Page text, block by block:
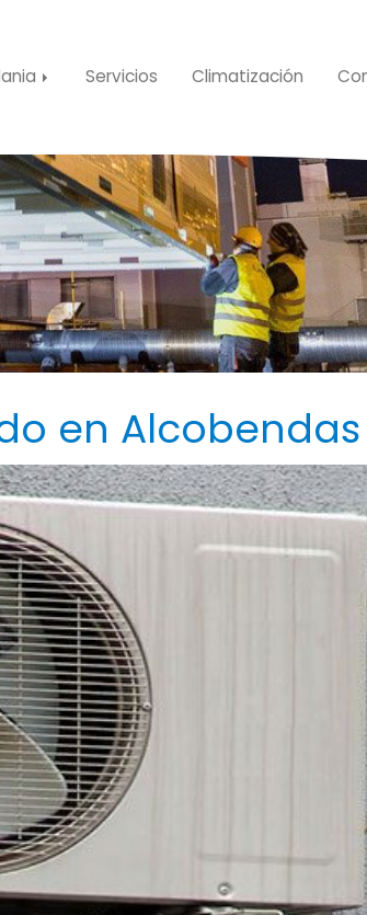
Servicios Climatización
en Alcobendas